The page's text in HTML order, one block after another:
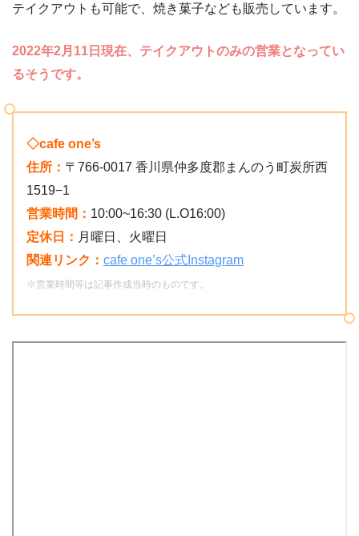
テイクアウトも可能で、焼き菓子なども販売しています。
2022年2月11日現在、テイクアウトのみの営業となってい
るそうです。
◇cafe one’s
住所： 〒766-0017 香川県仲多度郡まんのう町炭所西
1519−1
営業時間： 10:00~16:30 (L.O16:00)
定休日： 月曜日、火曜日
関連リンク： cafe one’s公式Instagram
※営業時間等は記事作成当時のものです。